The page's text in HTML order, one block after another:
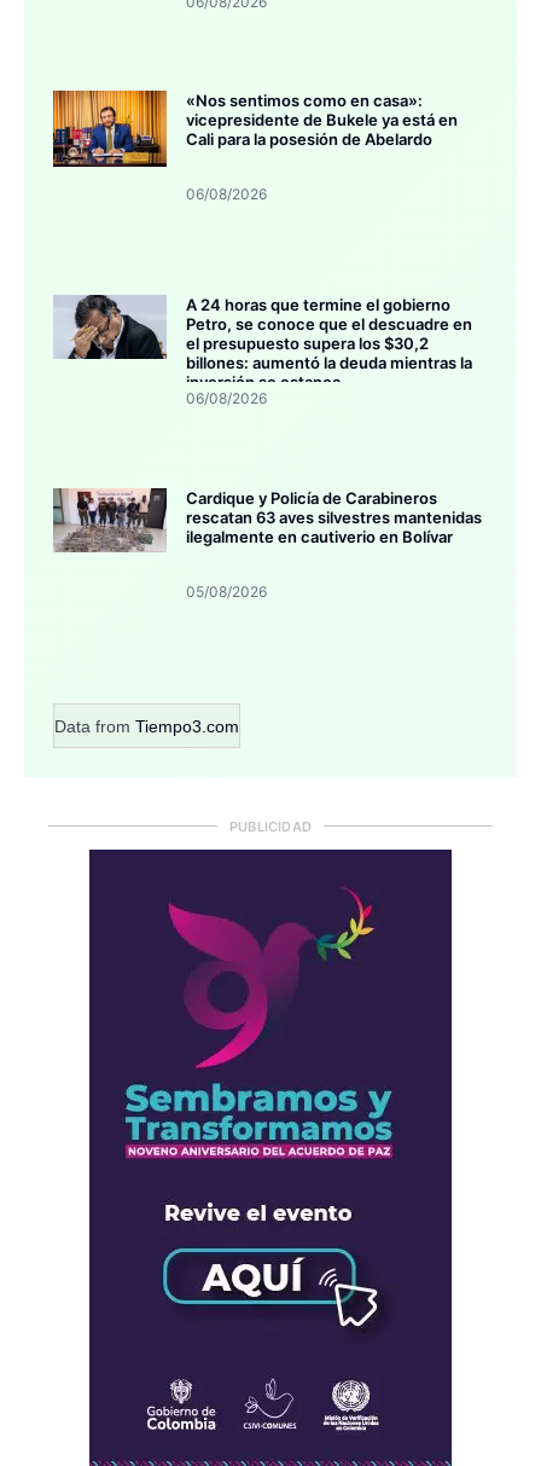
«Nos sentimos como en casa»:
vicepresidente de Bukele ya está en
Cali para la posesión de Abelardo
06/08/2026
A 24 horas que termine el gobierno
Petro, se conoce que el descuadre en
el presupuesto supera los $30,2
billones: aumentó la deuda mientras la
inversión se estanca
06/08/2026
Cardique y Policía de Carabineros
rescatan 63 aves silvestres mantenidas
ilegalmente en cautiverio en Bolívar
05/08/2026
Data from Tiempo3.com
PUBLICIDAD